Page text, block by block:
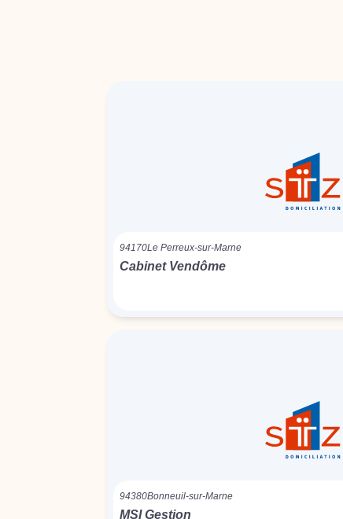
94170Le Perreux-sur-Marne
Cabinet Vendôme
94380Bonneuil-sur-Marne
MSI Gestion